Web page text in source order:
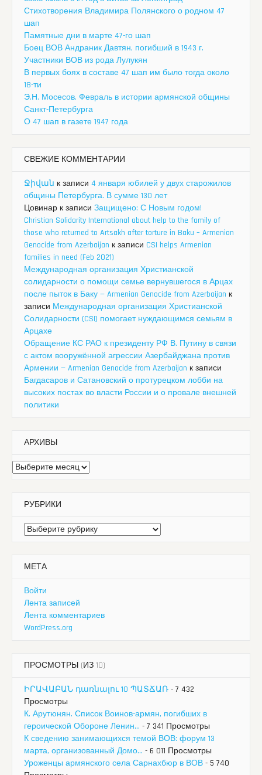
Стихотворения Владимира Полянского о родном 47
шап
Памятные дни в марте 47-го шап
Боец ВОВ Андраник Давтян, погибший в 1943 г.
Участники ВОВ из рода Лулукян
В первых боях в составе 47 шап им было тогда около
18-ти
Э.Н. Мосесов. Февраль в истории армянской общины
Санкт-Петербурга
О 47 шап в газете 1947 года
СВЕЖИЕ КОММЕНТАРИИ
Ջիվան к записи 4 января юбилей у двух старожилов
общины Петербурга. В сумме 130 лет
Цовинар к записи Защищено: С Новым годом!
Christian Solidarity International about help to the family of
those who returned to Artsakh after torture in Baku – Armenian
Genocide from Azerbaijan к записи CSI helps Armenian
families in need (Feb 2021)
Международная организация Христианской
солидарности о помощи семье вернувшегося в Арцах
после пыток в Баку — Armenian Genocide from Azerbaijan к
записи Международная организация Христианской
Солидарности (CSI) помогает нуждающимся семьям в
Арцахе
Обращение КС РАО к президенту РФ В. Путину в связи
с актом вооружённой агрессии Азербайджана против
Армении — Armenian Genocide from Azerbaijan к записи
Багдасаров и Сатановский о протурецком лобби на
высоких постах во власти России и о провале внешней
политики
АРХИВЫ
Архивы
РУБРИКИ
Рубрики
МЕТА
Войти
Лента записей
Лента комментариев
WordPress.org
ПРОСМОТРЫ (ИЗ 10)
ԻՐԱՎԱԲԱՆ դառնալու 10 ՊԱՏՃԱՌ - 7 432
Просмотры
К. Арутюнян. Список Воинов-армян, погибших в
героической Обороне Ленин... - 7 341 Просмотры
К сведению занимающихся темой ВОВ: форум 13
марта, организованный Домо... - 6 011 Просмотры
Уроженцы армянского села Сарнахбюр в ВОВ - 5 740